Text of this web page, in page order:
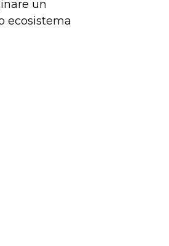
un
ecosistema